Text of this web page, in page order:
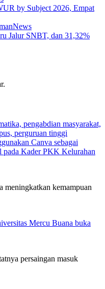
by Subject 2026, Empat
News
Jalur SNBT, dan 31,32%
Canva sebagai
pada Kader PKK Kelurahan
kemampuan
Mercu Buana buka
persaingan masuk